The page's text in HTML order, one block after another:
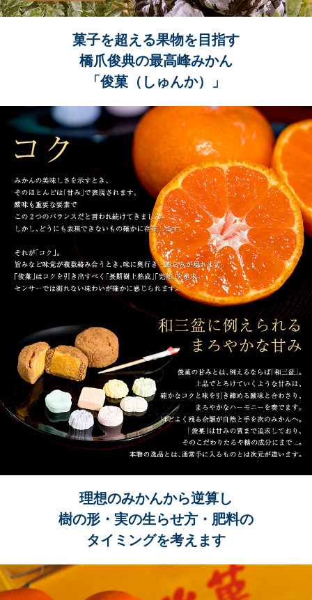
菓子を超える果物を目指す
橋爪俊典の最高峰みかん
「俊菓（しゅんか）」
理想のみかんから逆算し
樹の形・実の生らせ方・肥料の
タイミングを考えます